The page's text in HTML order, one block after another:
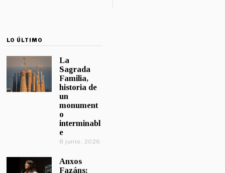
LO ÚLTIMO
La
Sagrada
Familia,
historia de
un
monument
o
interminabl
e
8 junio, 2026
Anxos
Fazáns: